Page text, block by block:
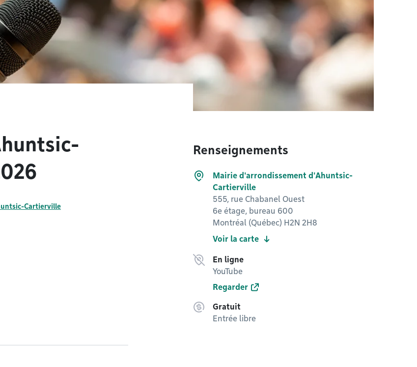
Cartierville
Renseignements
Mairie d'arrondissement d'Ahuntsic-
Cartierville
555, rue Chabanel Ouest
6e étage, bureau 600
Montréal (Québec) H2N 2H8
Voir la carte
En ligne
YouTube
Regarder
Gratuit
Entrée libre